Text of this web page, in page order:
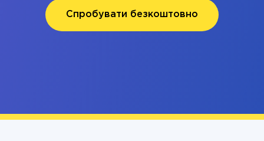
Спробувати безкоштовно